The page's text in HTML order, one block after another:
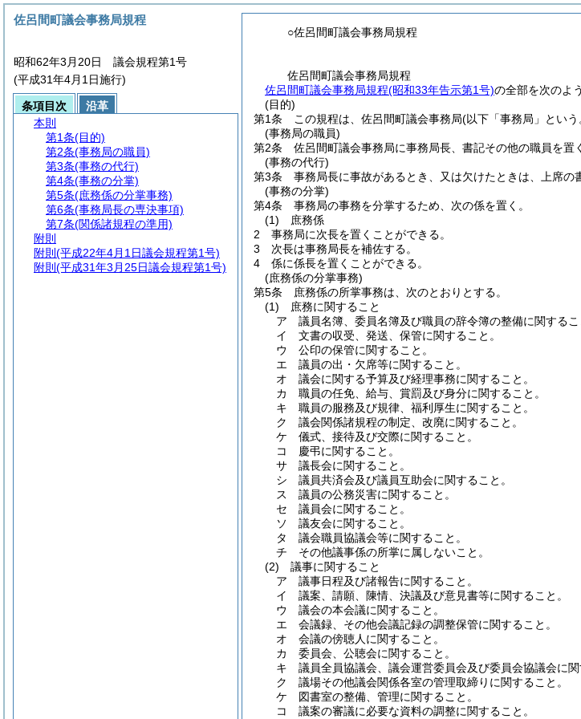
○佐呂間町議会事務局規程
佐呂間町議会事務局規程
佐呂間町議会事務局規程(昭和33年告示第1号)の全部を次のよ
(目的)
第1条
この規程は、佐呂間町議会事務局(以下「事務局」という
(事務局の職員)
第2条
佐呂間町議会事務局に事務局長、書記その他の職員を置
(事務の代行)
第3条
事務局長に事故があるとき、又は欠けたときは、上席の
(事務の分掌)
第4条
事務局の事務を分掌するため、次の係を置く。
(1)
庶務係
2
事務局に次長を置くことができる。
3
次長は事務局長を補佐する。
4
係に係長を置くことができる。
(庶務係の分掌事務)
第5条
庶務係の所掌事務は、次のとおりとする。
(1)
庶務に関すること
ア
議員名簿、委員名簿及び職員の辞令簿の整備に関するこ
イ
文書の収受、発送、保管に関すること。
ウ
公印の保管に関すること。
エ
議員の出・欠席等に関すること。
オ
議会に関する予算及び経理事務に関すること。
カ
職員の任免、給与、賞罰及び身分に関すること。
キ
職員の服務及び規律、福利厚生に関すること。
ク
議会関係諸規程の制定、改廃に関すること。
ケ
儀式、接待及び交際に関すること。
コ
慶弔に関すること。
サ
議長会に関すること。
シ
議員共済会及び議員互助会に関すること。
ス
議員の公務災害に関すること。
セ
議員会に関すること。
ソ
議友会に関すること。
タ
議会職員協議会等に関すること。
チ
その他議事係の所掌に属しないこと。
(2)
議事に関すること
ア
議事日程及び諸報告に関すること。
イ
議案、請願、陳情、決議及び意見書等に関すること。
ウ
議会の本会議に関すること。
エ
会議録、その他会議記録の調整保管に関すること。
オ
会議の傍聴人に関すること。
カ
委員会、公聴会に関すること。
キ
議員全員協議会、議会運営委員会及び委員会協議会に関
ク
議場その他議会関係各室の管理取締りに関すること。
ケ
図書室の整備、管理に関すること。
コ
議案の審議に必要な資料の調整に関すること。
佐呂間町議会事務局規程
昭和62年3月20日 議会規程第1号
(平成31年4月1日施行)
条項目次
沿革
本則
第1条(目的)
第2条(事務局の職員)
第3条(事務の代行)
第4条(事務の分掌)
第5条(庶務係の分掌事務)
第6条(事務局長の専決事項)
第7条(関係諸規程の準用)
附則
附則 (平成22年4月1日議会規程第1号)
附則 (平成31年3月25日議会規程第1号)